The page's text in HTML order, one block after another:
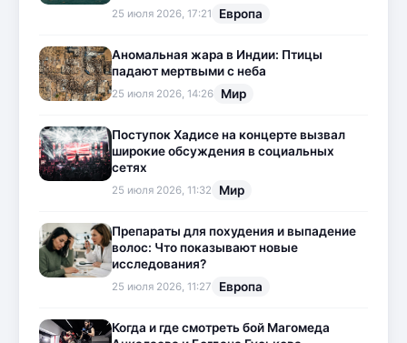
25 июля 2026, 17:21 Европа
Аномальная жара в Индии: Птицы
падают мертвыми с неба
25 июля 2026, 14:26 Мир
Поступок Хадисе на концерте вызвал
широкие обсуждения в социальных
сетях
25 июля 2026, 11:32 Мир
Препараты для похудения и выпадение
волос: Что показывают новые
исследования?
25 июля 2026, 11:27 Европа
Когда и где смотреть бой Магомеда